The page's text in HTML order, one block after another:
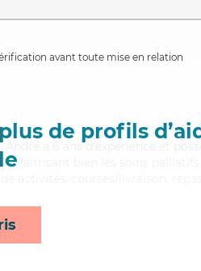
avant toute mise en relation
de profils
a 6 ans d'expérience et
Maitrisant bien les soins palliatifs